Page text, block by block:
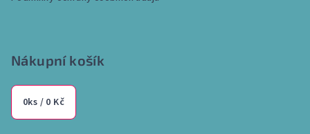
Nákupní košík
0ks / 0 Kč